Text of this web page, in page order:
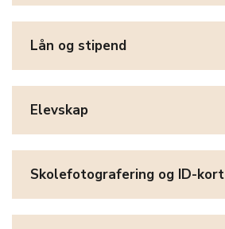
Lån og stipend
Elevskap
Skolefotografering og ID-kort